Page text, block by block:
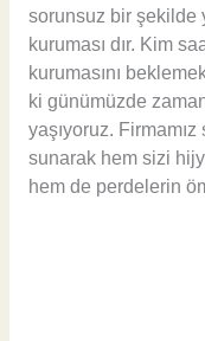
sorunsuz bir şekilde
kuruması dır. Kim
kurumasını
ki günümüzde
yaşıyoruz.
sunarak hem sizi
hem de perdelerin